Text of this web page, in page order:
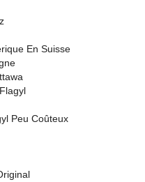
En Suisse
Peu Coûteux